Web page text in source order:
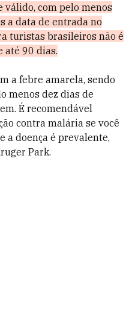
válido, com pelo menos
a data de entrada no
turistas brasileiros não é
até 90 dias.
a febre amarela, sendo
menos dez dias de
É recomendável
contra malária se você
a doença é prevalente,
Park.